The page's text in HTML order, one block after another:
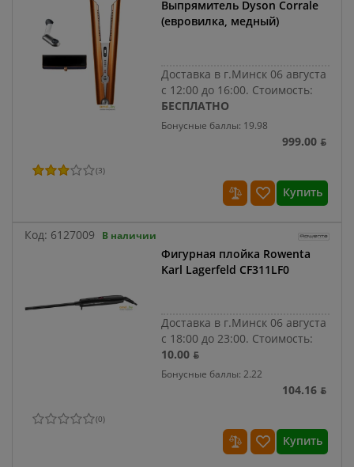
Выпрямитель Dyson Corrale
(евровилка, медный)
Доставка в г.Минск 06 августа
с 12:00 до 16:00. Стоимость:
БЕСПЛАТНО
Бонусные баллы: 19.98
999.00 ƃ
(3)
Купить
Код: 6127009 В наличии
Фигурная плойка Rowenta
Karl Lagerfeld CF311LF0
Доставка в г.Минск 06 августа
с 18:00 до 23:00. Стоимость:
10.00 ƃ
Бонусные баллы: 2.22
104.16 ƃ
(0)
Купить